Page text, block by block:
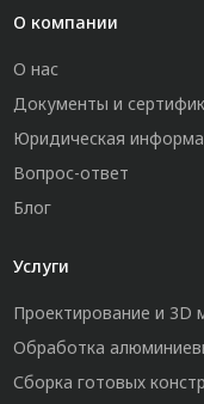
О компании
О нас
Документы и
Юридическая
Вопрос-ответ
Блог
Услуги
Проектирование и 3D
Обработка
Сборка готовых